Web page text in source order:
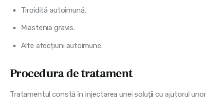
Tiroidită autoimună.
Miastenia gravis.
Alte afecțiuni autoimune.
Procedura de tratament
Tratamentul constă în injectarea unei soluții cu ajutorul unor